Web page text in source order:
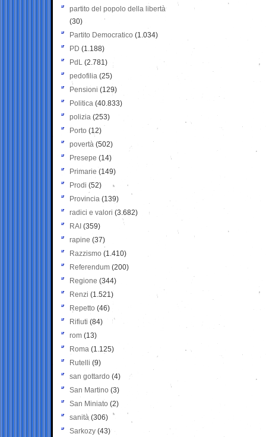
partito del popolo della libertà
(30)
Partito Democratico (1.034)
PD (1.188)
PdL (2.781)
pedofilia (25)
Pensioni (129)
Politica (40.833)
polizia (253)
Porto (12)
povertà (502)
Presepe (14)
Primarie (149)
Prodi (52)
Provincia (139)
radici e valori (3.682)
RAI (359)
rapine (37)
Razzismo (1.410)
Referendum (200)
Regione (344)
Renzi (1.521)
Repetto (46)
Rifiuti (84)
rom (13)
Roma (1.125)
Rutelli (9)
san gottardo (4)
San Martino (3)
San Miniato (2)
sanità (306)
Sarkozy (43)